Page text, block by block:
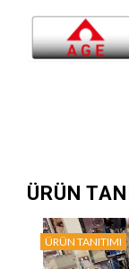
ÜRÜN
ÜRÜN TANITIMI